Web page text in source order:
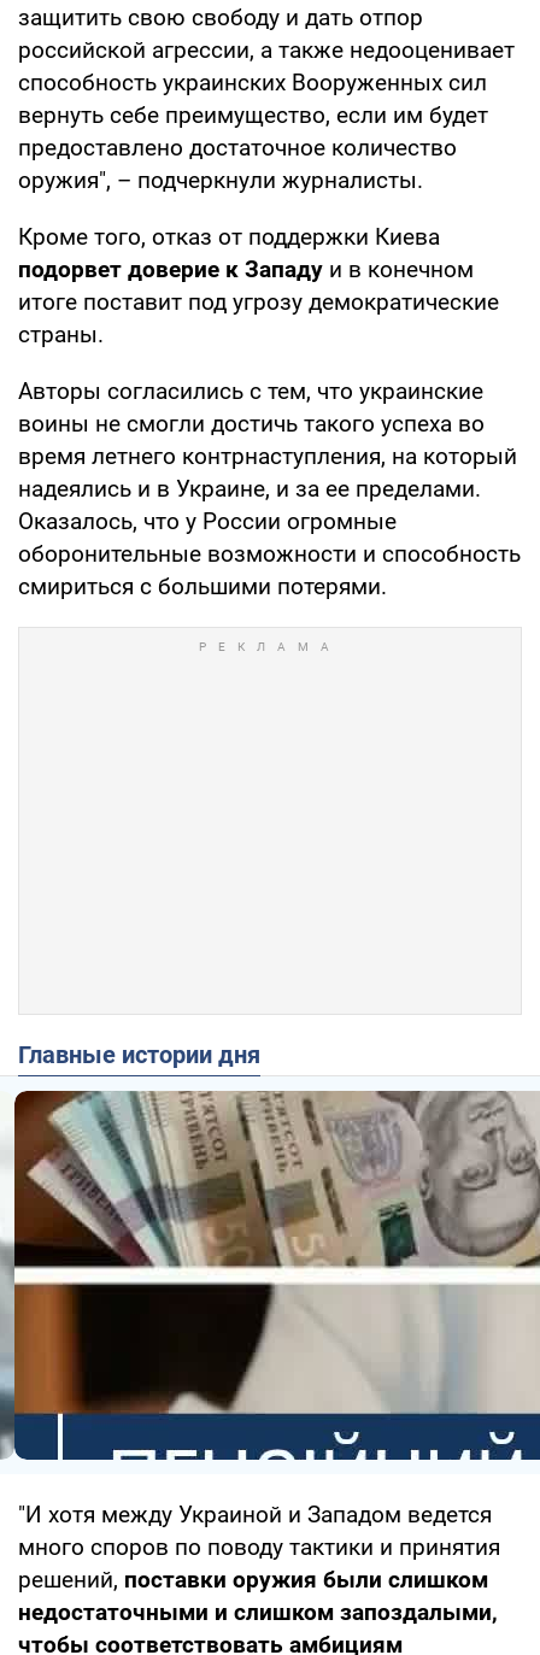
защитить свою свободу и дать отпор
российской агрессии, а также недооценивает
способность украинских Вооруженных сил
вернуть себе преимущество, если им будет
предоставлено достаточное количество
оружия", – подчеркнули журналисты.
Кроме того, отказ от поддержки Киева
подорвет доверие к Западу и в конечном
итоге поставит под угрозу демократические
страны.
Авторы согласились с тем, что украинские
воины не смогли достичь такого успеха во
время летнего контрнаступления, на который
надеялись и в Украине, и за ее пределами.
Оказалось, что у России огромные
оборонительные возможности и способность
смириться с большими потерями.
Главные истории дня
"И хотя между Украиной и Западом ведется
много споров по поводу тактики и принятия
решений, поставки оружия были слишком
недостаточными и слишком запоздалыми,
чтобы соответствовать амбициям